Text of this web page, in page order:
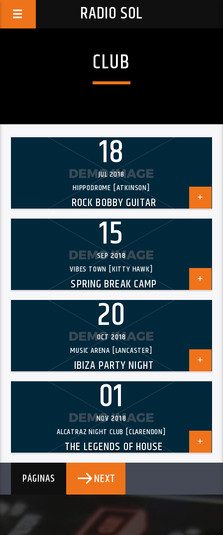
RADIO SOL
CLUB
18
JUL 2018
HIPPODROME [ATKINSON]
ROCK BOBBY GUITAR
15
SEP 2018
VIBES TOWN [KITTY HAWK]
SPRING BREAK CAMP
20
OCT 2018
MUSIC ARENA [LANCASTER]
IBIZA PARTY NIGHT
01
NOV 2018
ALCATRAZ NIGHT CLUB [CLARENDON]
THE LEGENDS OF HOUSE
PÁGINAS NEXT